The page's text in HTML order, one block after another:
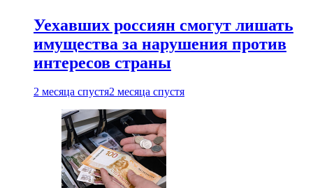
Уехавших россиян смогут лишать
имущества за нарушения против
интересов страны
2 месяца спустя2 месяца спустя